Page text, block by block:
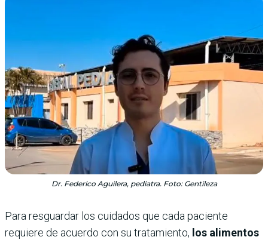
Dr. Federico Aguilera, pediatra. Foto: Gentileza
Para resguardar los cuidados que cada paciente
requiere de acuerdo con su tratamiento, los alimentos